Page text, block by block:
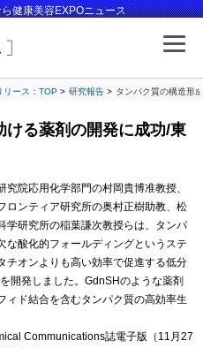
健康美容EXPOニュース
リース：TOP 研究報告 タンパク質の構造形
ける薬剤の開発に成功/東
院応用化学部門の村岡貴博准教授、
ロンティア研究所の奥村正樹助教、松
学研究所の稲葉謙次教授らは、タンパ
な酸化的フォールディングというステ
チオンよりも高い効率で促進する低分
開発しました。GdnSHのような薬剤
ィド結合を含むタンパク質の高効率生
Communications誌電子版（11月27